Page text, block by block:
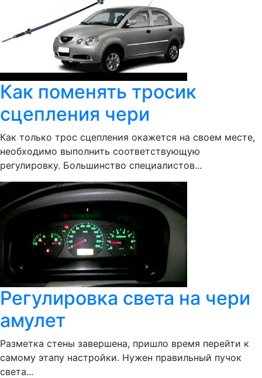
Как поменять тросик
сцепления чери
Как только трос сцепления окажется на своем месте,
необходимо выполнить соответствующую
регулировку. Большинство специалистов...
Регулировка света на чери
амулет
Разметка стены завершена, пришло время перейти к
самому этапу настройки. Нужен правильный пучок
света...